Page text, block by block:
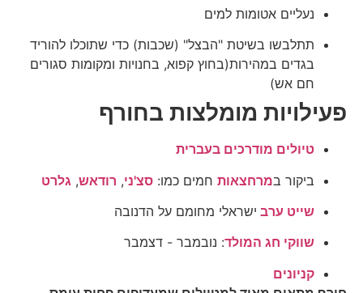
נעליים אטומות למים
תתלבשו בשיטת "הבצל" (שכבות) כדי שתוכלו להוריד
בגדים במהירות(בחוץ קפוא, בחנויות ומקומות סגורים
חם אש)
פעילויות מומלצות בחורף
טיולים מודרכים בעברית
ביקור במרחצאות חמים כמו: סצ'ני, רודאש, גלרט
שייט ערב ישראלי מחומם על הדנובה
שווקי חג המולד: נובמבר - דצמבר
קניונים